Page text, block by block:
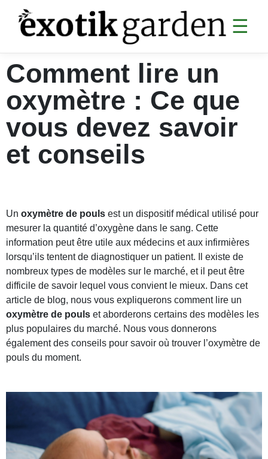
☰
SANTÉ
Digestion
Articulations
Analyses sanguines
Sommeil & CBD
Divers santé
MINCEUR
MASCULINE
FÉMININE
BEAUTÉ
JARDIN
Comment lire un
oxymètre : Ce que
vous devez savoir
et conseils
Un oxymètre de pouls est un dispositif médical utilisé pour
mesurer la quantité d’oxygène dans le sang. Cette
information peut être utile aux médecins et aux infirmières
lorsqu’ils tentent de diagnostiquer un patient. Il existe de
nombreux types de modèles sur le marché, et il peut être
difficile de savoir lequel vous convient le mieux. Dans cet
article de blog, nous vous expliquerons comment lire un
oxymètre de pouls et aborderons certains des modèles les
plus populaires du marché. Nous vous donnerons
également des conseils pour savoir où trouver l’oxymètre de
pouls du moment.